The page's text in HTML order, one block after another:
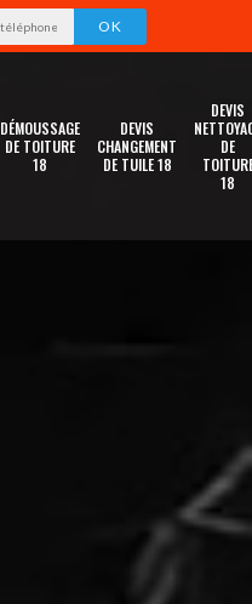
DÉMOUSSAGE
DE TOITURE
18
DEVIS
CHANGEMENT
DE TUILE 18
DEVIS
DE
18